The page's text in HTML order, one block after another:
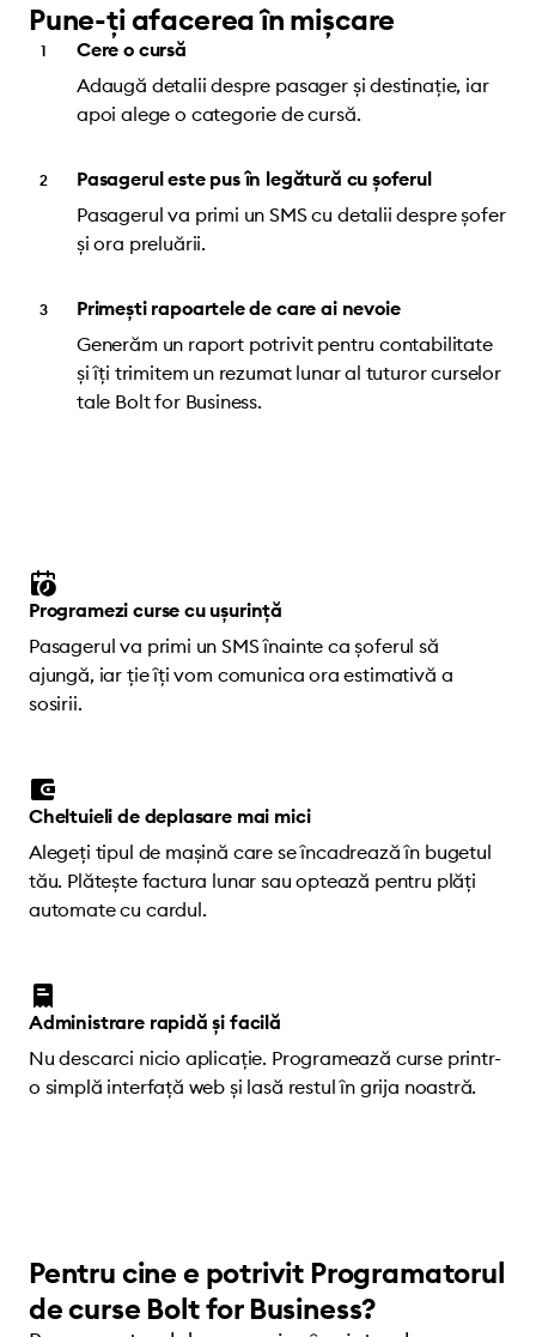
Pune-ți afacerea în mișcare
Cere o cursă
Adaugă detalii despre pasager și destinație, iar
apoi alege o categorie de cursă.
Pasagerul este pus în legătură cu șoferul
Pasagerul va primi un SMS cu detalii despre șofer
și ora preluării.
Primești rapoartele de care ai nevoie
Generăm un raport potrivit pentru contabilitate
și îți trimitem un rezumat lunar al tuturor curselor
tale Bolt for Business.
Programezi curse cu ușurință
Pasagerul va primi un SMS înainte ca șoferul să
ajungă, iar ție îți vom comunica ora estimativă a
sosirii.
Cheltuieli de deplasare mai mici
Alegeți tipul de mașină care se încadrează în bugetul
tău. Plătește factura lunar sau optează pentru plăți
automate cu cardul.
Administrare rapidă și facilă
Nu descarci nicio aplicație. Programează curse printr-
o simplă interfață web și lasă restul în grija noastră.
Pentru cine e potrivit Programatorul
de curse Bolt for Business?